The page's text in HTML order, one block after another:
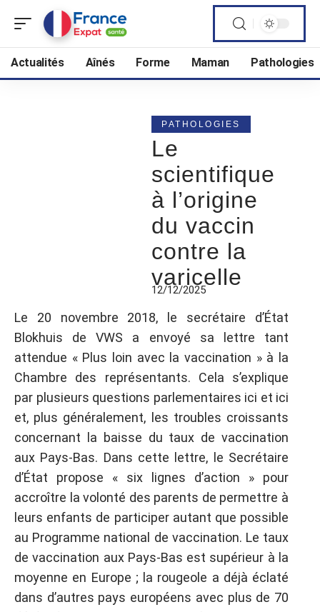
Actualités Aînés Forme Maman Pathologies
PATHOLOGIES
Le
scientifique
à l’origine
du vaccin
contre la
varicelle
12/12/2025
Le 20 novembre 2018, le secrétaire d’État
Blokhuis de VWS a envoyé sa lettre tant
attendue « Plus loin avec la vaccination » à la
Chambre des représentants. Cela s’explique
par plusieurs questions parlementaires ici et ici
et, plus généralement, les troubles croissants
concernant la baisse du taux de vaccination
aux Pays-Bas. Dans cette lettre, le Secrétaire
d’État propose « six lignes d’action » pour
accroître la volonté des parents de permettre à
leurs enfants de participer autant que possible
au Programme national de vaccination. Le taux
de vaccination aux Pays-Bas est supérieur à la
moyenne en Europe ; la rougeole a déjà éclaté
dans d’autres pays européens avec plus de 70